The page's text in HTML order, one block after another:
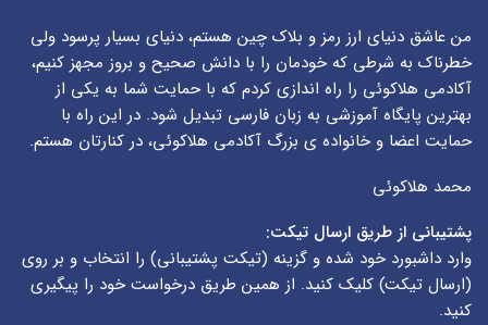
من عاشق دنیای ارز رمز و بلاک چین هستم، دنیای بسیار پرسود ولی
خطرناک به شرطی که خودمان را با دانش صحیح و بروز مجهز کنیم،
آکادمی هلاکوئی را راه اندازی کردم که با حمایت شما به یکی از
بهترین پایگاه آموزشی به زبان فارسی تبدیل شود. در این راه با
حمایت اعضا و خانواده ی بزرگ آکادمی هلاکوئی، در کنارتان هستم.
محمد هلاکوئی
پشتیبانی از طریق ارسال تیکت:
وارد داشبورد خود شده و گزینه (تیکت پشتیبانی) را انتخاب و بر روی
(ارسال تیکت) کلیک کنید. از همین طریق درخواست خود را پیگیری
کنید.